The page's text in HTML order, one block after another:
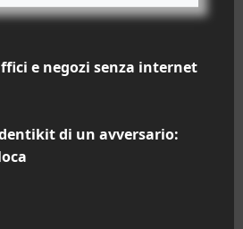
e negozi senza internet
di un avversario: